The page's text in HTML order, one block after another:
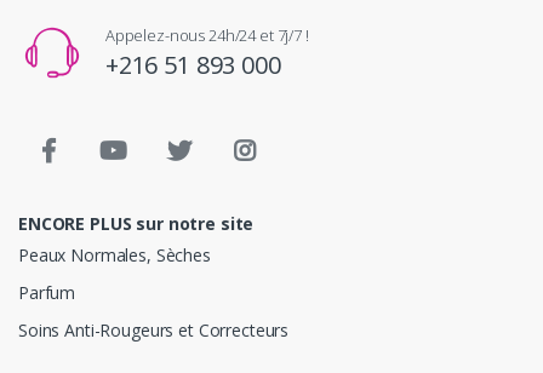
Appelez-nous 24h/24 et 7j/7 !
+216 51 893 000
ENCORE PLUS sur notre site
Peaux Normales, Sèches
Parfum
Soins Anti-Rougeurs et Correcteurs